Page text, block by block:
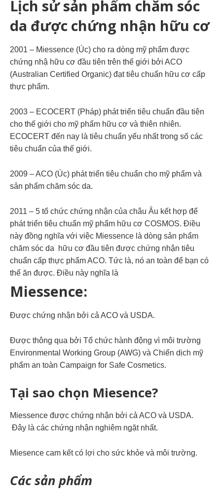
Lịch sử sản phẩm chăm sóc
da được chứng nhận hữu cơ
2001 – Miessence (Úc) cho ra dòng mỹ phẩm được
chứng nhậ hữu cơ đầu tiên trên thế giới bởi ACO
(Australian Certified Organic) đạt tiêu chuẩn hữu cơ cấp
thực phẩm.
2003 – ECOCERT (Pháp) phát triển tiêu chuẩn đầu tiên
cho thế giới cho mỹ phẩm hữu cơ và thiên nhiên.
ECOCERT đến nay là tiêu chuẩn yếu nhất trong số các
tiêu chuẩn của thế giới.
2009 – ACO (Úc) phát triển tiêu chuẩn cho mỹ phẩm và
sản phẩm chăm sóc da.
2011 – 5 tổ chức chứng nhận của châu Âu kết hợp để
phát triển tiêu chuẩn mỹ phẩm hữu cơ COSMOS. Điều
này đồng nghĩa với việc Miessence là dòng sản phẩm
chăm sóc da hữu cơ đầu tiên được chứng nhận tiêu
chuẩn cấp thực phẩm ACO. Tức là, nó an toàn để bạn có
thể ăn được. Điều này nghĩa là
Miessence:
Được chứng nhận bởi cả ACO và USDA.
Được thông qua bởi Tổ chức hành động vì môi trường
Environmental Working Group (AWG) và Chiến dịch mỹ
phẩm an toàn Campaign for Safe Cosmetics.
Tại sao chọn Miesence?
Miessence được chứng nhận bởi cả ACO và USDA.
Đây là các chứng nhận nghiêm ngặt nhất.
Miesence cam kết có lợi cho sức khỏe và môi trường.
Các sản phẩm